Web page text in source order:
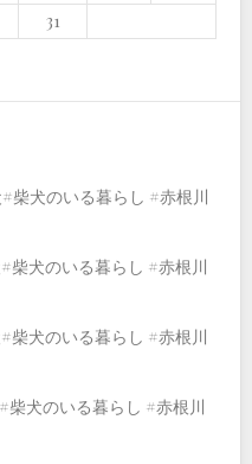
31
柴犬のいる暮らし #赤根川
柴犬のいる暮らし #赤根川
柴犬のいる暮らし #赤根川
柴犬のいる暮らし #赤根川